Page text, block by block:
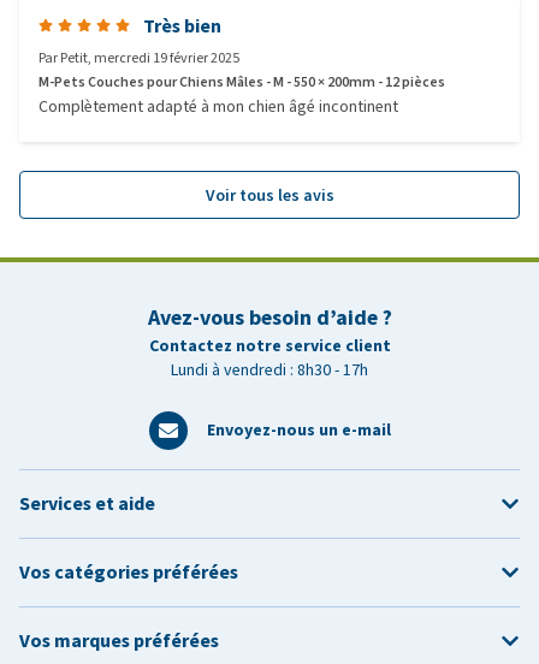
Très bien
ParPetit, mercredi 19 février 2025
M-Pets Couches pour Chiens Mâles - M - 550 × 200mm - 12 pièces
Complètement adapté à mon chien âgé incontinent
Voir tous les avis
Avez-vous besoin d’aide ?
Contactez notre service client
Lundi à vendredi : 8h30 - 17h
Envoyez-nous un e-mail
Services et aide
Vos catégories préférées
Vos marques préférées